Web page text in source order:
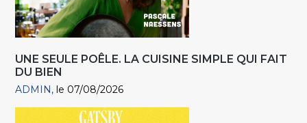
UNE SEULE POÊLE. LA CUISINE SIMPLE QUI FAIT
DU BIEN
ADMIN le 07/08/2026